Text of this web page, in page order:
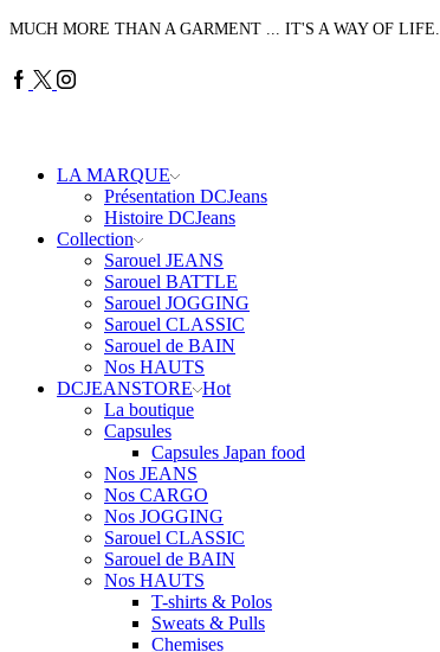
MUCH MORE THAN A GARMENT ... IT'S A WAY OF LIFE.
Facebook
TwitterInstagram
LA MARQUE
Présentation DCJeans
Histoire DCJeans
Collection
Sarouel JEANS
Sarouel BATTLE
Sarouel JOGGING
Sarouel CLASSIC
Sarouel de BAIN
Nos HAUTS
DCJEANSTORE Hot
La boutique
Capsules
Capsules Japan food
Nos JEANS
Nos CARGO
Nos JOGGING
Sarouel CLASSIC
Sarouel de BAIN
Nos HAUTS
T-shirts & Polos
Sweats & Pulls
Chemises